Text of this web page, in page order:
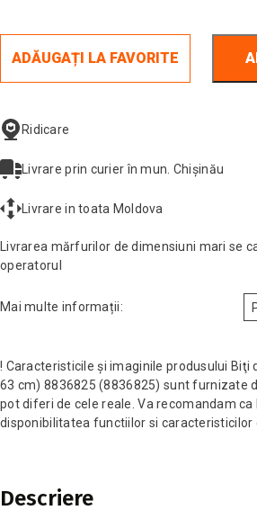
ADĂUGAȚI LA FAVORITE
Ridicare
Livrare prin curier în mun. Chișinău
Livrare in toata Moldova
Livrarea mărfurilor de dimensiuni mari se
operatorul
Mai multe informații:
! Caracteristicile și imaginile produsului Biţi
63 cm) 8836825 (8836825) sunt furnizate
pot diferi de cele reale. Va recomandam
disponibilitatea functiilor si caracteristicilor
Descriere